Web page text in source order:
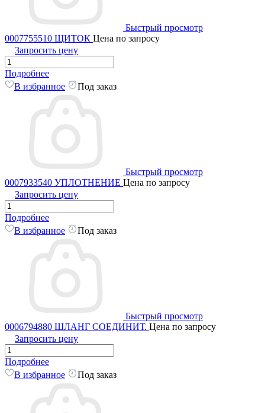
Быстрый просмотр
0007755510 ЩИТОК Цена по запросу
Запросить цену
Подробнее
В избранное
Под заказ
Быстрый просмотр
0007933540 УПЛОТНЕНИЕ Цена по запросу
Запросить цену
Подробнее
В избранное
Под заказ
Быстрый просмотр
0006794880 ШЛАНГ СОЕДИНИТ. Цена по запросу
Запросить цену
Подробнее
В избранное
Под заказ